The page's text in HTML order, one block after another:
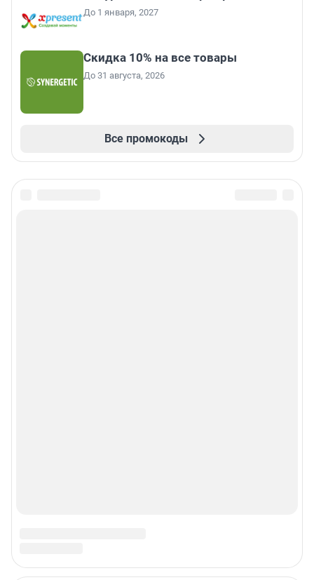
До 1 января, 2027
Скидка 10% на все товары
До 31 августа, 2026
Все промокоды